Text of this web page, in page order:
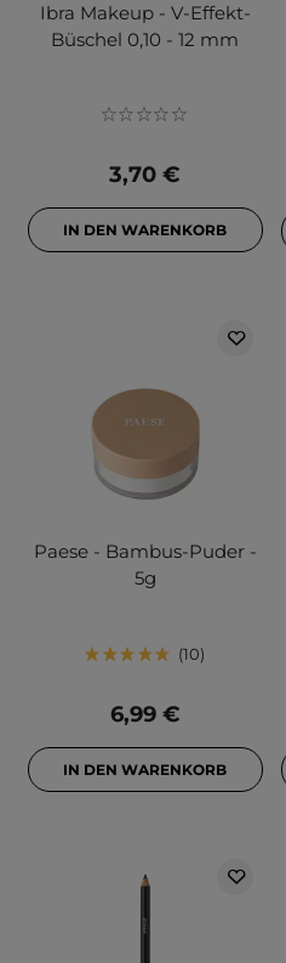
Ibra Makeup - V-Effekt-
Büschel 0,10 - 12 mm
3,70 €
IN DEN WARENKORB
Paese - Bambus-Puder -
5g
10
6,99 €
IN DEN WARENKORB